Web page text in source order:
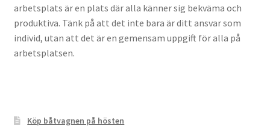
arbetsplats är en plats där alla känner sig bekväma och
produktiva. Tänk på att det inte bara är ditt ansvar som
individ, utan att det är en gemensam uppgift för alla på
arbetsplatsen.
Köp båtvagnen på hösten